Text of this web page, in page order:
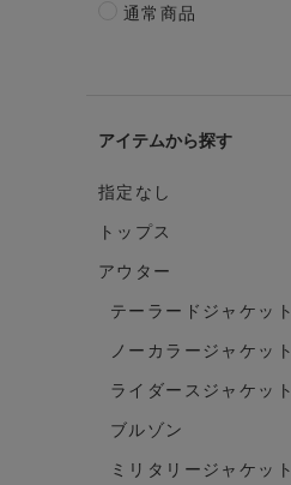
通常商品
アイテム
指定なし
トップス
アウター
テーラードジャケット
ノーカラージャケット
ライダースジャケット
ブルゾン
ミリタリージャケット